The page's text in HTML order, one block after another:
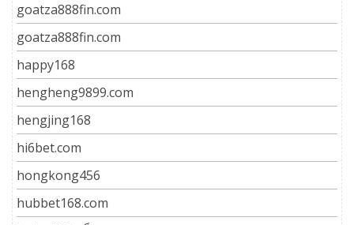
goatza888fin.com
goatza888fin.com
happy168
hengheng9899.com
hengjing168
hi6bet.com
hongkong456
hubbet168.com